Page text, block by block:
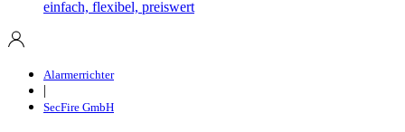
einfach, flexibel, preiswert
Alarmerrichter
|
SecFire GmbH